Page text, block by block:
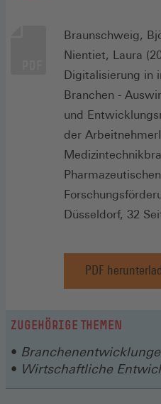
Braunschweig,
Nientiet, Laura
Digitalisierung in
Branchen -
und
der
Düsseldorf, 32
PDF
ZUGEHÖRIGE THEMEN
Wirtschaftliche